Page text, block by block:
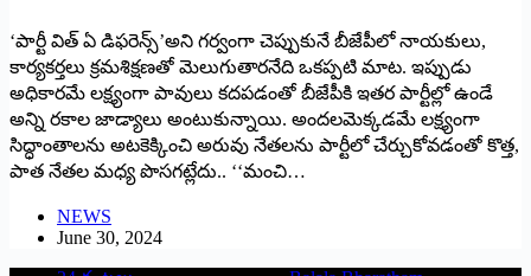
‘పార్టీ విత్ ఏ డిఫరెన్స్’అని గర్వంగా చెప్పుకునే బీజేపీలో నాయకులు,
కార్యకర్తలు క్రమశిక్షణతో మెలుగుతారనేది ఒకప్పటి మాట. ఇప్పుడు
అధికారమే లక్ష్యంగా పావులు కదపడంతో బీజేపీకి ఇతర పార్టీల్లో ఉండే
అన్ని రకాల జాడ్యాలు అంటుకున్నాయి. అందలమెక్కడమే లక్ష్యంగా
సిద్ధాంతాలను అటకెక్కించి అరువు నేతలను పార్టీలో చేర్చుకోవడంతో కొత్త,
పాత నేతల మధ్య పొసగట్లేదు.. ‘‘మంచి…
NEWS
June 30, 2024